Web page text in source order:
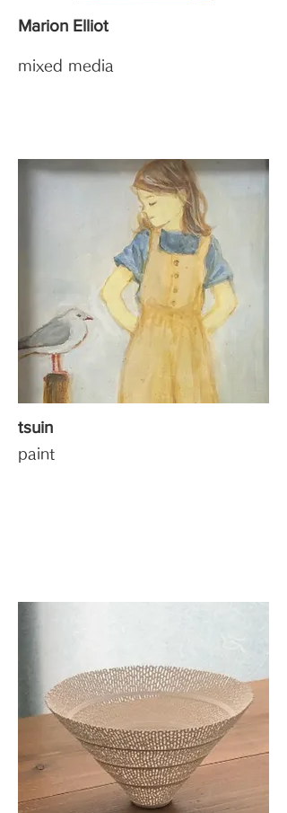
Marion Elliot
mixed media
tsuin
paint